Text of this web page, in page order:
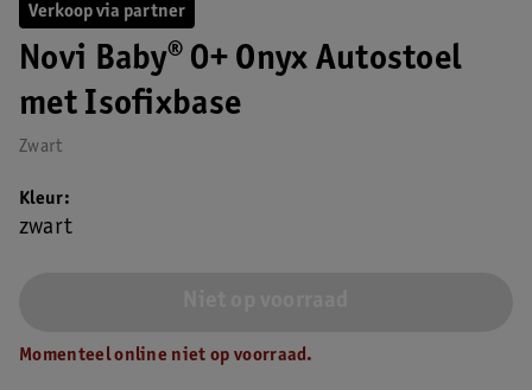
Verkoop via partner
Novi Baby® 0+ Onyx Autostoel
met Isofixbase
Zwart
Kleur
zwart
Momenteel online niet op voorraad.